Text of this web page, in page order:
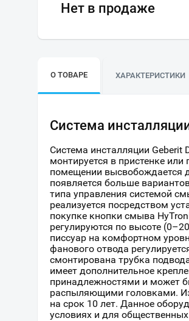
Нет в продаже
О ТОВАРЕ ХАРАКТЕРИСТИКИ
Система
Система инсталляции Geberit
монтируется в пристенке
помещении высвобождается
появляется больше
типа управления системой
реализуется посредством
покупке кнопки смыва
регулируются по высоте
писсуар на комфортном
фанового отвода
смонтирована трубка
имеет дополнительное
принадлежностями и может
распыляющими головками.
на срок 10 лет. Данное
условиях и для